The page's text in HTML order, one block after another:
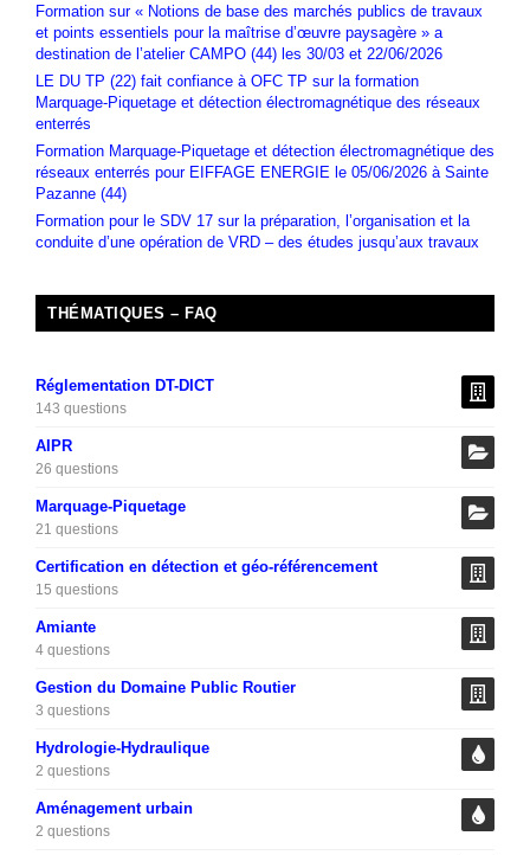
Formation sur « Notions de base des marchés publics de travaux
et points essentiels pour la maîtrise d’œuvre paysagère » a
destination de l’atelier CAMPO (44) les 30/03 et 22/06/2026
LE DU TP (22) fait confiance à OFC TP sur la formation
Marquage-Piquetage et détection électromagnétique des réseaux
enterrés
Formation Marquage-Piquetage et détection électromagnétique des
réseaux enterrés pour EIFFAGE ENERGIE le 05/06/2026 à Sainte
Pazanne (44)
Formation pour le SDV 17 sur la préparation, l’organisation et la
conduite d’une opération de VRD – des études jusqu’aux travaux
THÉMATIQUES – FAQ
Réglementation DT-DICT
143 questions
AIPR
26 questions
Marquage-Piquetage
21 questions
Certification en détection et géo-référencement
15 questions
Amiante
4 questions
Gestion du Domaine Public Routier
3 questions
Hydrologie-Hydraulique
2 questions
Aménagement urbain
2 questions